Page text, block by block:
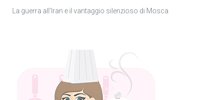
La guerra all’Iran e il vantaggio silenzioso di Mosca